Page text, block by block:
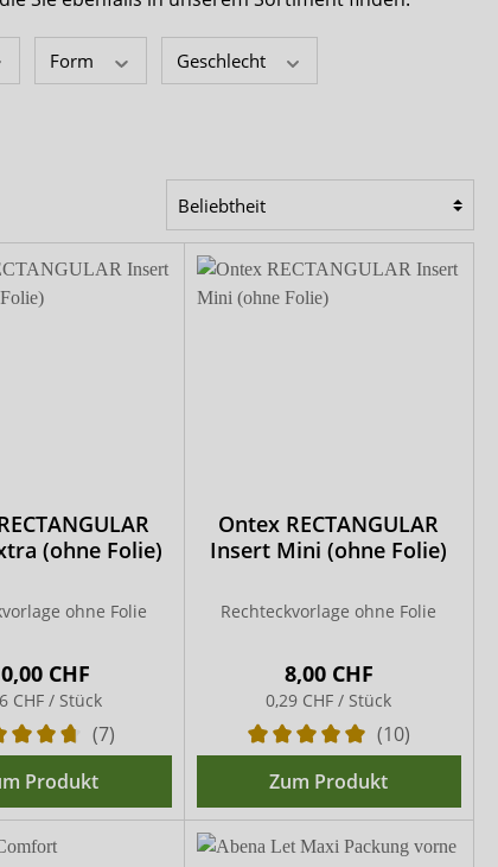
Mediset
Form Geschlecht
(ohne Folie)
ohne Folie
CHF
CHF / Stück
(7)
Produkt
Ontex RECTANGULAR
Insert Mini (ohne Folie)
Rechteckvorlage ohne Folie
8,00 CHF
0,29 CHF / Stück
(10)
Zum Produkt